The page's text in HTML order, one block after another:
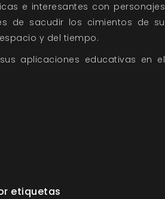
e interesantes con personajes
de sacudir los cimientos de su
y del tiempo.
aplicaciones educativas en el
etiquetas